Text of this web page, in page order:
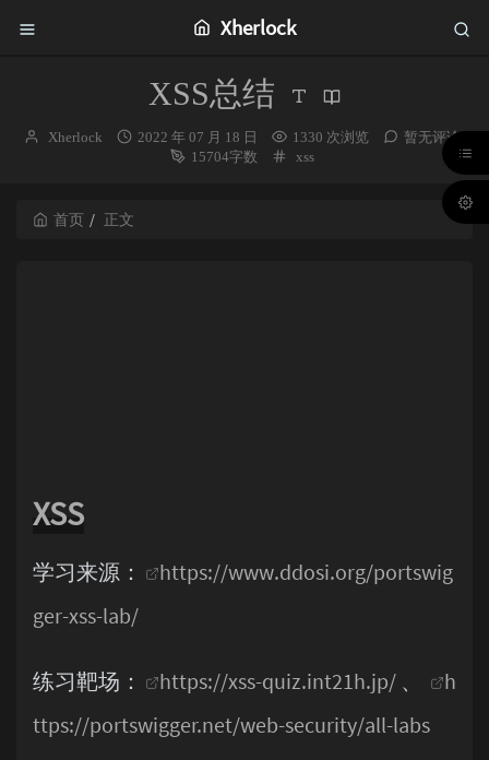
Xherlock
XSS总结
博
Xherlock
发
2022 年 07 月 18 日 1330 次浏览
暂无评论
15704字数
分
xss
首页 正文
XSS
学习来源：
https://www.ddosi.org/portswig
ger-xss-lab/
练习靶场： https://xss-quiz.int21h.jp/ 、
h
ttps://portswigger.net/web-security/all-labs